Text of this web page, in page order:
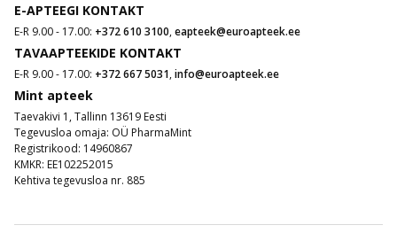
E-APTEEGI KONTAKT
E-R 9.00 - 17.00: +372 610 3100,eapteek@euroapteek.ee
TAVAAPTEEKIDE KONTAKT
E-R 9.00 - 17.00: +372 667 5031,info@euroapteek.ee
Mint apteek
Taevakivi 1, Tallinn 13619 Eesti
Tegevusloa omaja: OÜ PharmaMint
Registrikood: 14960867
KMKR: EE102252015
Kehtiva tegevusloa nr. 885